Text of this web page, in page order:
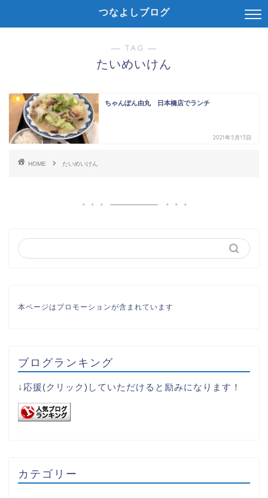
つなよしブログ
― TAG ―
たいめいけん
食
ちゃんぽん由丸 日本橋店でランチ
2021年5月13日
HOME たいめいけん
本ページはプロモーションが含まれています
ブログランキング
↓応援(クリック)していただけると励みになります！
カテゴリー